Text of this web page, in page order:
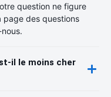
question ne figure
page des questions
il le moins cher